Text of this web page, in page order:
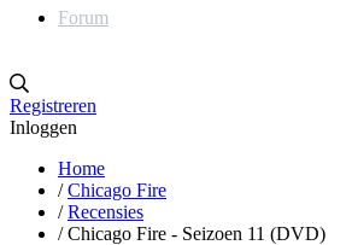
Forum
Registreren
Inloggen
Home
/ Chicago Fire
/ Recensies
/ Chicago Fire - Seizoen 11 (DVD)